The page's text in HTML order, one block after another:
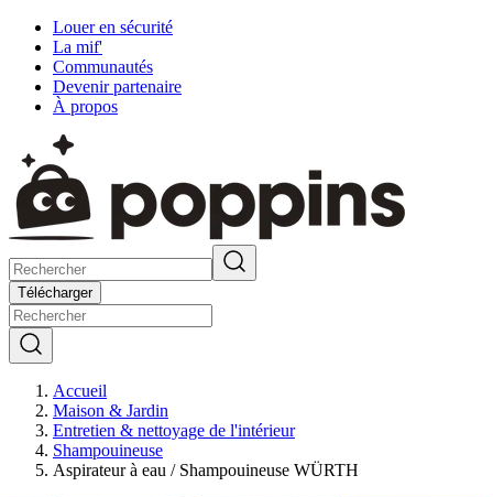
Louer en sécurité
La mif'
Communautés
Devenir partenaire
À propos
Télécharger
Accueil
Maison & Jardin
Entretien & nettoyage de l'intérieur
Shampouineuse
Aspirateur à eau / Shampouineuse WÜRTH